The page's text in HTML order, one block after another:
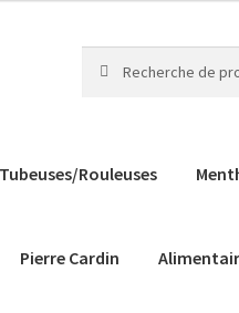
pour :
Tubeuses/Rouleuses
Pierre Cardin